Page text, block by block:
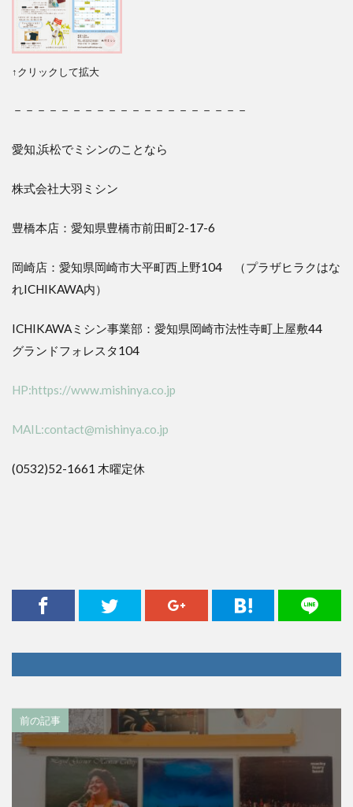
↑クリックして拡大
－－－－－－－－－－－－－－－－－－－－
愛知,浜松でミシンのことなら
株式会社大羽ミシン
豊橋本店：愛知県豊橋市前田町2-17-6
岡崎店：愛知県岡崎市大平町西上野104 （プラザヒラクはな
れICHIKAWA内）
ICHIKAWAミシン事業部：愛知県岡崎市法性寺町上屋敷44
グランドフォレスタ104
HP:https://www.mishinya.co.jp
MAIL:contact@mishinya.co.jp
(0532)52-1661 木曜定休
前の記事